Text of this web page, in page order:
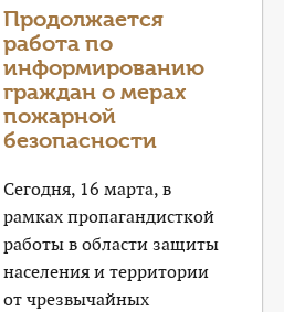
Продолжается
работа по
информированию
граждан о мерах
пожарной
безопасности
Сегодня, 16 марта, в
рамках пропагандисткой
работы в области защиты
населения и территории
от чрезвычайных